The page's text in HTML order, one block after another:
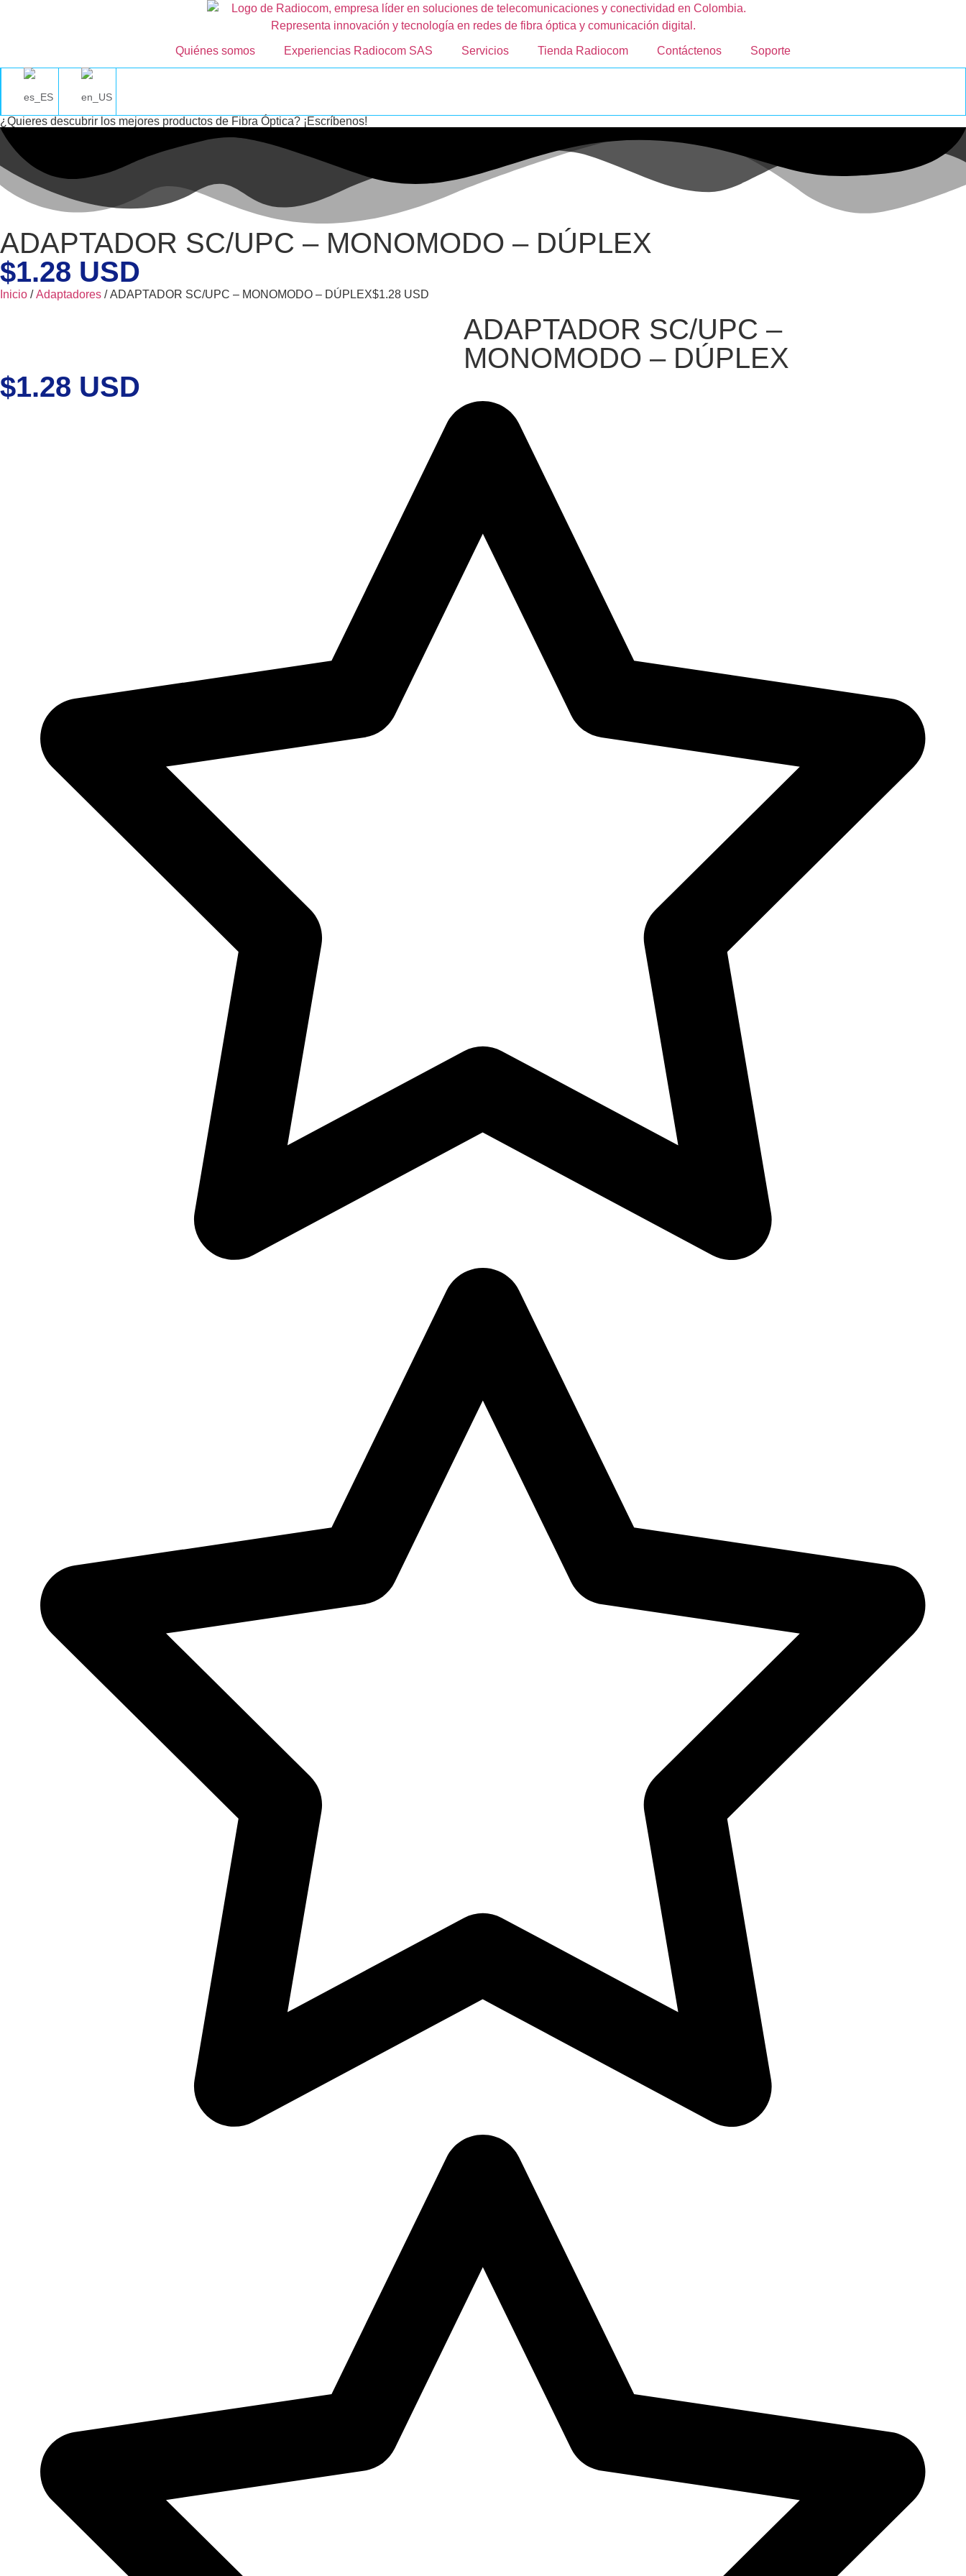
Quiénes somos Experiencias Radiocom SAS Servicios Tienda Radiocom Contáctenos Soporte
¿Quieres descubrir los mejores productos de Fibra Óptica? ¡Escríbenos!
ADAPTADOR SC/UPC – MONOMODO – DÚPLEX
$1.28 USD
Inicio /Adaptadores / ADAPTADOR SC/UPC – MONOMODO – DÚPLEX$1.28 USD
ADAPTADOR SC/UPC –
MONOMODO – DÚPLEX
$1.28 USD